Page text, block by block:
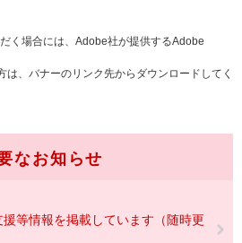
く場合には、Adobe社が提供するAdobe
、バナーのリンク先からダウンロードしてく
なお知らせ
等情報を掲載しています（随時更